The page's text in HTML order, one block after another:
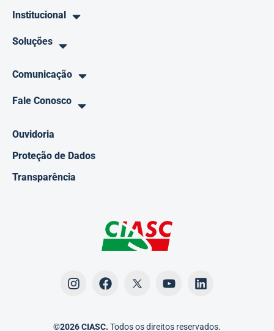
Institucional
Soluções
Comunicação
Fale Conosco
Ouvidoria
Proteção de Dados
Transparência
©2026 CIASC. Todos os direitos reservados.